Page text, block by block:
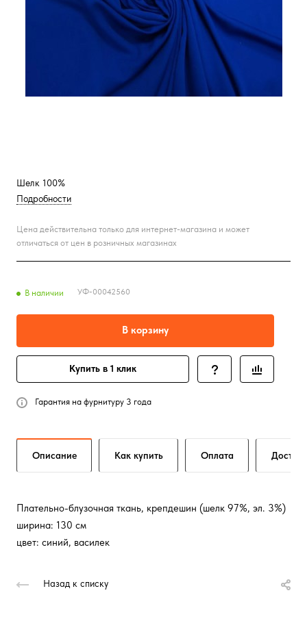
Шелк 100%
Подробности
Цена действительна только для интернет-магазина и может
отличаться от цен в розничных магазинах
В наличии УФ-00042560
В корзину
Купить в 1 клик
Гарантия на фурнитуру 3 года
Описание Как купить Оплата
Плательно-блузочная ткань, крепдешин (шелк 97%, эл. 3%)
ширина: 130 см
цвет: синий, василек
Назад к списку